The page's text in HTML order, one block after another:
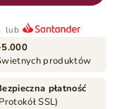
lub
produktów
płatność
SSL)